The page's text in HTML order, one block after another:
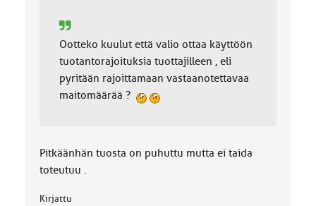
Ootteko kuulut että valio ottaa käyttöön
tuotantorajoituksia tuottajilleen , eli
pyritään rajoittamaan vastaanotettavaa
maitomäärää ?
Pitkäänhän tuosta on puhuttu mutta ei taida
toteutuu .
Kirjattu